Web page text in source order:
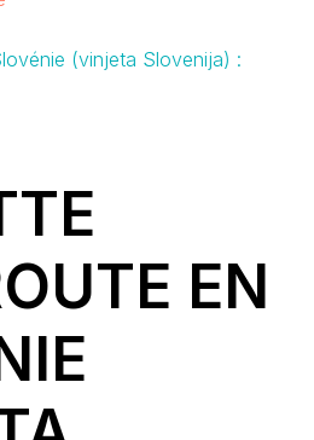
(vinjeta Slovenija) :
EN